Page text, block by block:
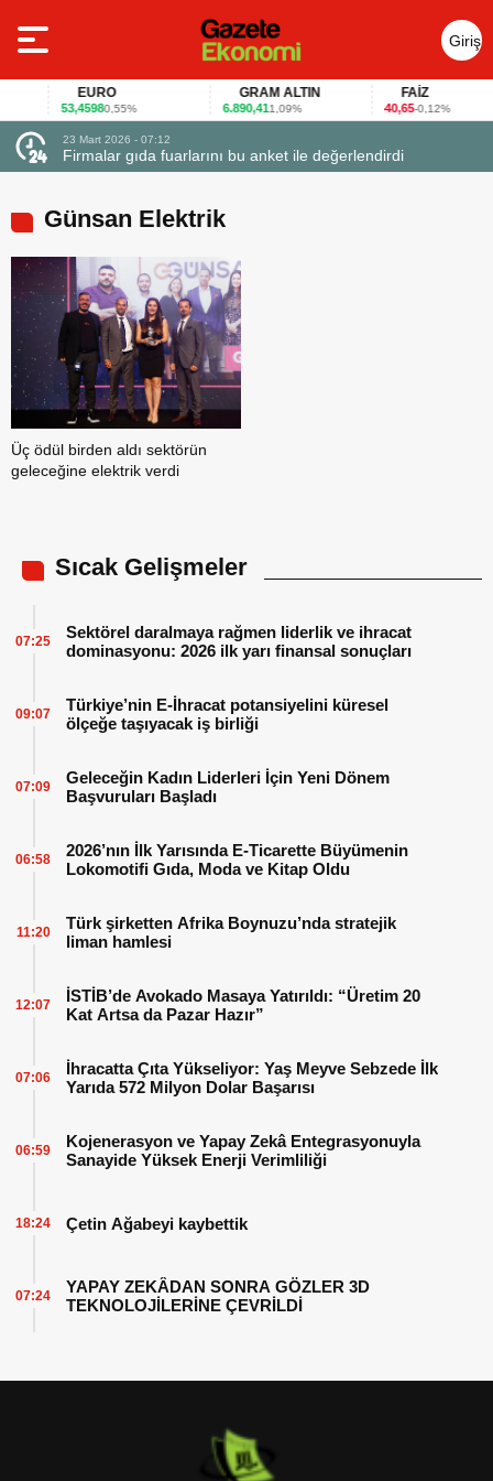
Giriş
Yap
EURO
53,45980,55%
GRAM ALTIN
6.890,411,09%
FAİZ
40,65-0,12%
23 Mart 2026 - 07:12
Firmalar gıda fuarlarını bu anket ile değerlendirdi
Günsan Elektrik
Üç ödül birden aldı sektörün
geleceğine elektrik verdi
Sıcak Gelişmeler
Sektörel daralmaya rağmen liderlik ve ihracat
dominasyonu: 2026 ilk yarı finansal sonuçları
07:25
Türkiye’nin E-İhracat potansiyelini küresel
ölçeğe taşıyacak iş birliği
09:07
Geleceğin Kadın Liderleri İçin Yeni Dönem
Başvuruları Başladı
07:09
2026’nın İlk Yarısında E-Ticarette Büyümenin
Lokomotifi Gıda, Moda ve Kitap Oldu
06:58
Türk şirketten Afrika Boynuzu’nda stratejik
liman hamlesi
11:20
İSTİB’de Avokado Masaya Yatırıldı: “Üretim 20
Kat Artsa da Pazar Hazır”
12:07
İhracatta Çıta Yükseliyor: Yaş Meyve Sebzede İlk
Yarıda 572 Milyon Dolar Başarısı
07:06
Kojenerasyon ve Yapay Zekâ Entegrasyonuyla
Sanayide Yüksek Enerji Verimliliği
06:59
Çetin Ağabeyi kaybettik
18:24
YAPAY ZEKÂDAN SONRA GÖZLER 3D
TEKNOLOJİLERİNE ÇEVRİLDİ
07:24